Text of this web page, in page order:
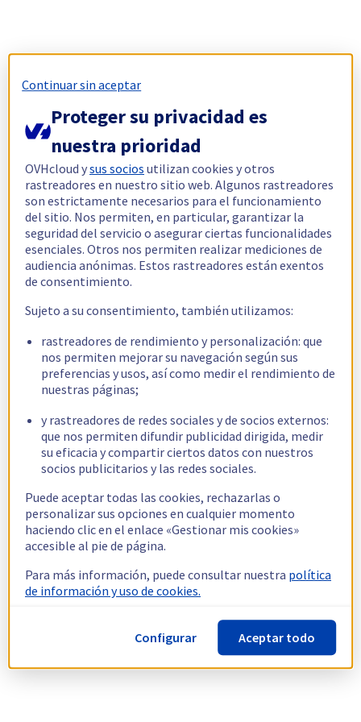
Continuar sin aceptar
Proteger su privacidad es
nuestra prioridad
OVHcloud ysus socios utilizan cookies y otros
rastreadores en nuestro sitio web. Algunos rastreadores
son estrictamente necesarios para el funcionamiento
del sitio. Nos permiten, en particular, garantizar la
seguridad del servicio o asegurar ciertas funcionalidades
esenciales. Otros nos permiten realizar mediciones de
audiencia anónimas. Estos rastreadores están exentos
de consentimiento.
Sujeto a su consentimiento, también utilizamos:
rastreadores de rendimiento y personalización: que
nos permiten mejorar su navegación según sus
preferencias y usos, así como medir el rendimiento de
nuestras páginas;
y rastreadores de redes sociales y de socios externos:
que nos permiten difundir publicidad dirigida, medir
su eficacia y compartir ciertos datos con nuestros
socios publicitarios y las redes sociales.
Puede aceptar todas las cookies, rechazarlas o
personalizar sus opciones en cualquier momento
haciendo clic en el enlace «Gestionar mis cookies»
accesible al pie de página.
Para más información, puede consultar nuestra política
de información y uso de cookies.
Configurar Aceptar todo